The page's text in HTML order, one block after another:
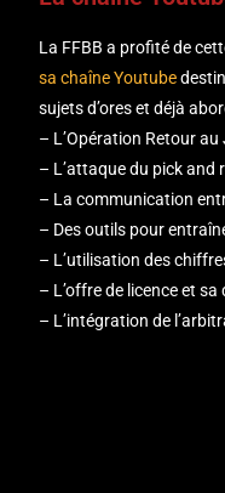
La FFBB a profité de
sa chaîne Youtube
sujets d’ores et déjà
– L’Opération Retour au
– L’attaque du pick and
– La communication
– Des outils pour
– L’utilisation des
– L’offre de licence et
– L’intégration de